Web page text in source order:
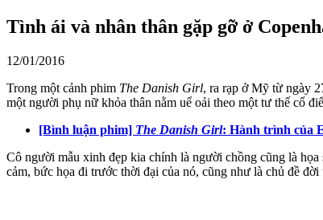
Tình ái và nhân thân gặp gỡ ở
12/01/2016
Trong một cảnh phim The Danish Girl, ra rạp ở Mỹ từ ngày
một người phụ nữ khỏa thân nằm uể oải theo một tư thế cổ
[Bình luận phim] The Danish Girl: Hành trình của
Cô người mẫu xinh đẹp kia chính là người chồng cũng là
cảm, bức họa đi trước thời đại của nó, cũng như là chủ đề